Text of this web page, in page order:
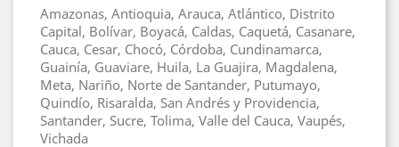
Amazonas, Antioquia, Arauca, Atlántico, Distrito
Capital, Bolívar, Boyacá, Caldas, Caquetá, Casanare,
Cauca, Cesar, Chocó, Córdoba, Cundinamarca,
Guainía, Guaviare, Huila, La Guajira, Magdalena,
Meta, Nariño, Norte de Santander, Putumayo,
Quindío, Risaralda, San Andrés y Providencia,
Santander, Sucre, Tolima, Valle del Cauca, Vaupés,
Vichada